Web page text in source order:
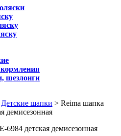
шезлонги
Детские шапки > Reima шапка
демисезонная
6984 детская демисезонная